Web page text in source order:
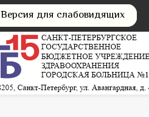
Версия для слабовидящих